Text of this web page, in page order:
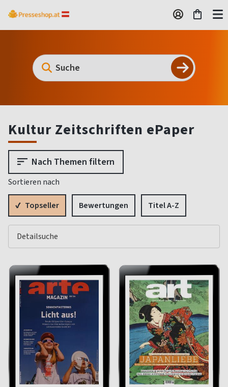
Kultur Zeitschriften ePaper
Nach Themen filtern
Sortieren nach
Topseller Bewertungen Titel A-Z